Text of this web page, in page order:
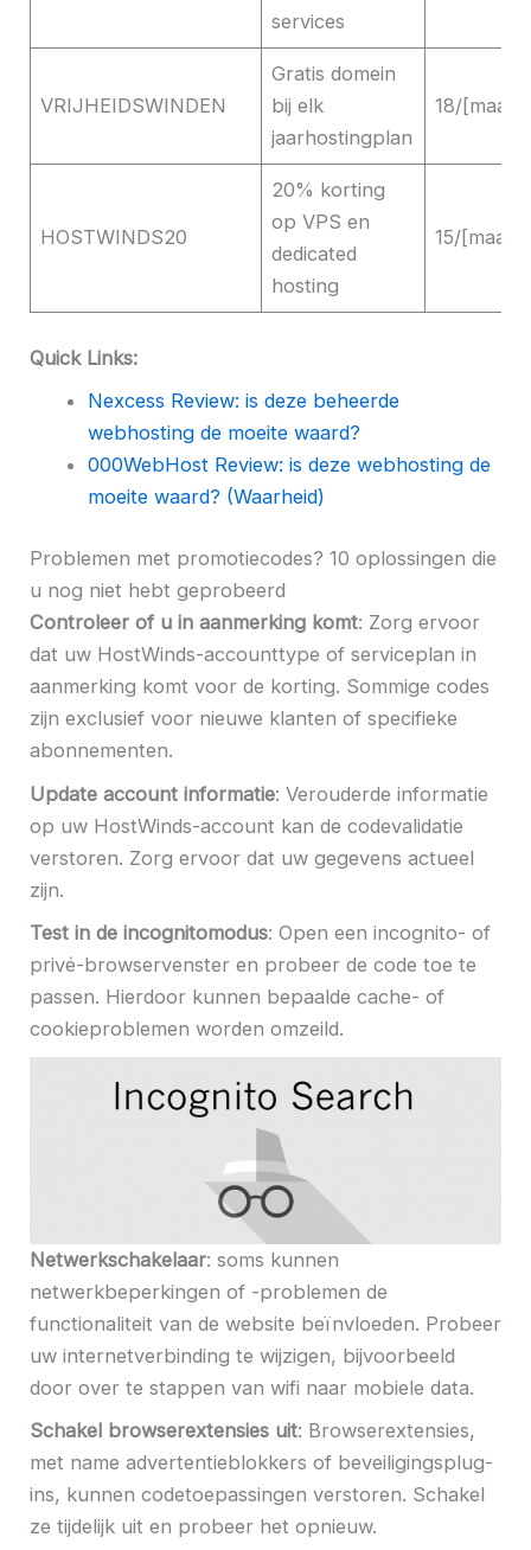
services
VRIJHEIDSWINDEN
Gratis domein
bij elk
jaarhostingplan
18/
HOSTWINDS20
20% korting
op VPS en
dedicated
hosting
15/
Quick Links:
Nexcess Review: is deze beheerde
webhosting de moeite waard?
000WebHost Review: is deze webhosting de
moeite waard? (Waarheid)
Problemen met promotiecodes? 10 oplossingen die
u nog niet hebt geprobeerd
Controleer of u in aanmerking komt: Zorg ervoor
dat uw HostWinds-accounttype of serviceplan in
aanmerking komt voor de korting. Sommige codes
zijn exclusief voor nieuwe klanten of specifieke
abonnementen.
Update account informatie: Verouderde informatie
op uw HostWinds-account kan de codevalidatie
verstoren. Zorg ervoor dat uw gegevens actueel
zijn.
Test in de incognitomodus: Open een incognito- of
privé-browservenster en probeer de code toe te
passen. Hierdoor kunnen bepaalde cache- of
cookieproblemen worden omzeild.
Netwerkschakelaar: soms kunnen
netwerkbeperkingen of -problemen de
functionaliteit van de website beïnvloeden. Probeer
uw internetverbinding te wijzigen, bijvoorbeeld
door over te stappen van wifi naar mobiele data.
Schakel browserextensies uit: Browserextensies,
met name advertentieblokkers of beveiligingsplug-
ins, kunnen codetoepassingen verstoren. Schakel
ze tijdelijk uit en probeer het opnieuw.